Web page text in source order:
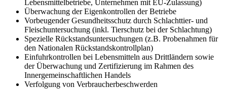
Lebensmittelbetriebe, Unternehmen mit EU-Zulassung)
Überwachung der Eigenkontrollen der Betriebe
Vorbeugender Gesundheitsschutz durch Schlachttier- und
Fleischuntersuchung (inkl. Tierschutz bei der Schlachtung)
Spezielle Rückstandsuntersuchungen (z.B. Probenahmen für
den Nationalen Rückstandskontrollplan)
Einfuhrkontrollen bei Lebensmitteln aus Drittländern sowie
der Überwachung und Zertifizierung im Rahmen des
Innergemeinschaftlichen Handels
Verfolgung von Verbraucherbeschwerden